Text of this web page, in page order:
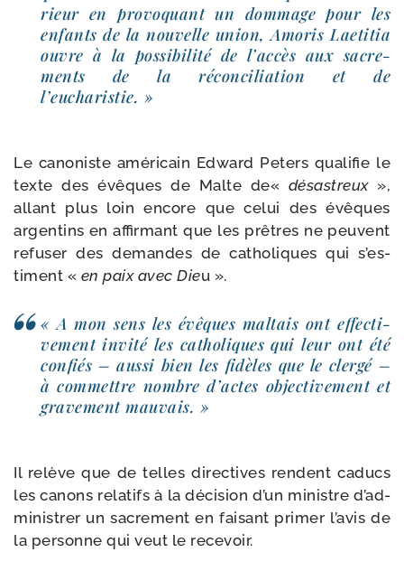
rieur en pro­vo­quant un dom­mage pour les
enfants de la nou­velle union, Amoris Laetitia
ouvre à la pos­si­bi­li­té de l’ac­cès aux sacre­
ments de la récon­ci­lia­tion et de
l’eucharistie. »
Le cano­niste amé­ri­cain Edward Peters qua­li­fie le
texte des évêques de Malte de« désas­treux»,
allant plus loin encore que celui des évêques
argen­tins en affir­mant que les prêtres ne peuvent
refu­ser des demandes de catho­liques qui s’es­
timent « en paix avec Dieu ».
« A mon sens les évêques mal­tais ont effec­ti­
ve­ment invi­té les catho­liques qui leur ont été
confiés – aus­si bien les fidèles que le cler­gé –
à com­mettre nombre d’actes objec­ti­ve­ment et
gra­ve­ment mauvais. »
Il relève que de telles direc­tives rendent caducs
les canons rela­tifs à la déci­sion d’un ministre d’ad­
mi­nis­trer un sacre­ment en fai­sant pri­mer l’a­vis de
la per­sonne qui veut le recevoir.